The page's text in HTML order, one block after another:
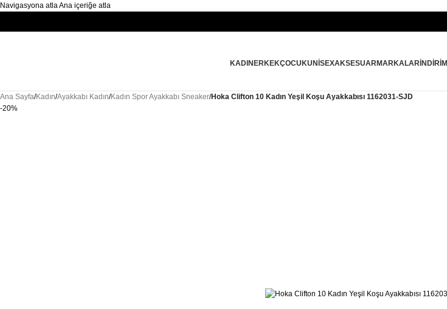
Navigasyona atlaAna içeriğe atla
KADIN ERKEKÇOCUKUNISEXAKSESUARMARKALARİNDIRIM
Ana Sayfa/Kadın/Ayakkabı Kadın/Kadın Spor Ayakkabı Sneaker/Hoka Clifton 10 Kadın Yeşil Koşu Ayakkabısı 1162031-SJD
-20%